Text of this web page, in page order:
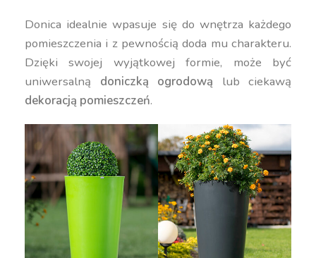
Donica idealnie wpasuje się do wnętrza każdego
pomieszczenia i z pewnością doda mu charakteru.
Dzięki swojej wyjątkowej formie, może być
uniwersalną doniczką ogrodową lub ciekawą
dekoracją pomieszczeń.